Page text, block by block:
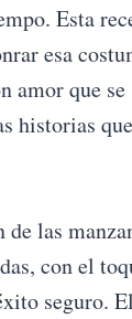
Esta
esa
amor que
historias
las
con el
seguro.